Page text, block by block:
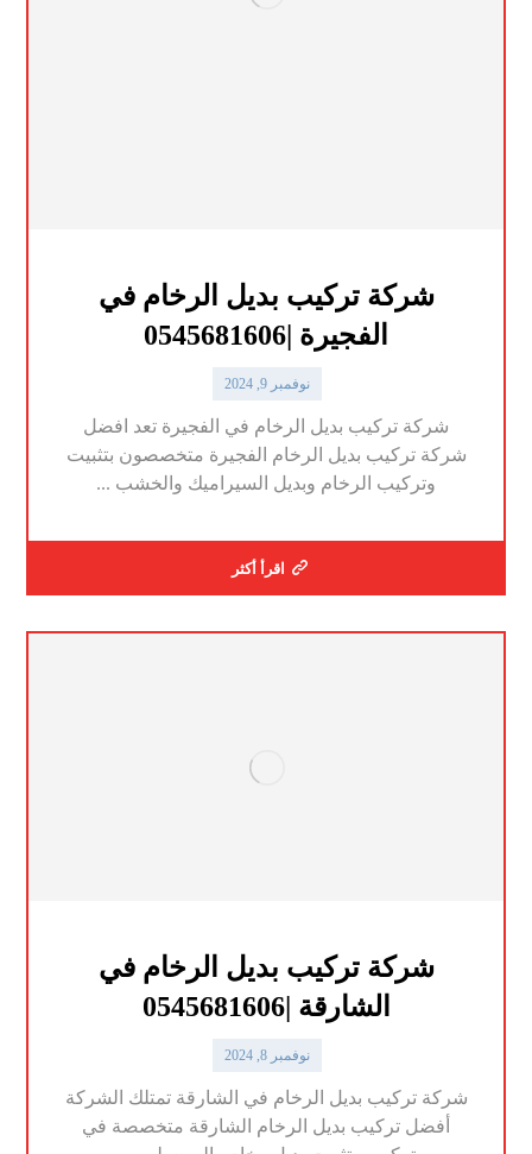
شركة تركيب بديل الرخام في
الفجيرة |0545681606
نوفمبر 9, 2024
شركة تركيب بديل الرخام في الفجيرة تعد افضل
شركة تركيب بديل الرخام الفجيرة متخصصون بتثبيت
وتركيب الرخام وبديل السيراميك والخشب ...
اقرأ أكثر
شركة تركيب بديل الرخام في
الشارقة |0545681606
نوفمبر 8, 2024
شركة تركيب بديل الرخام في الشارقة تمتلك الشركة
أفضل تركيب بديل الرخام الشارقة متخصصة في